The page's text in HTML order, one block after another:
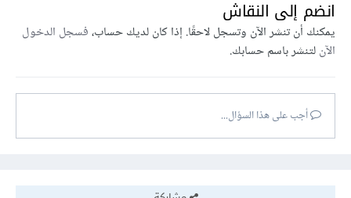
انضم إلى النقاش
يمكنك أن تنشر الآن وتسجل لاحقًا. إذا كان لديك حساب،فسجل الدخول
الآنلتنشر باسم حسابك.
أجب على هذا السؤال...